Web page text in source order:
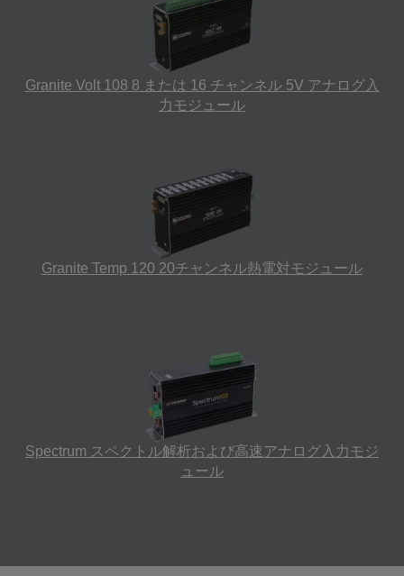
Granite Volt 108 8 または 16 チャンネル 5V アナログ入
力モジュール
Granite Temp 120 20チャンネル熱電対モジュール
Spectrum スペクトル解析および高速アナログ入力モジ
ュール